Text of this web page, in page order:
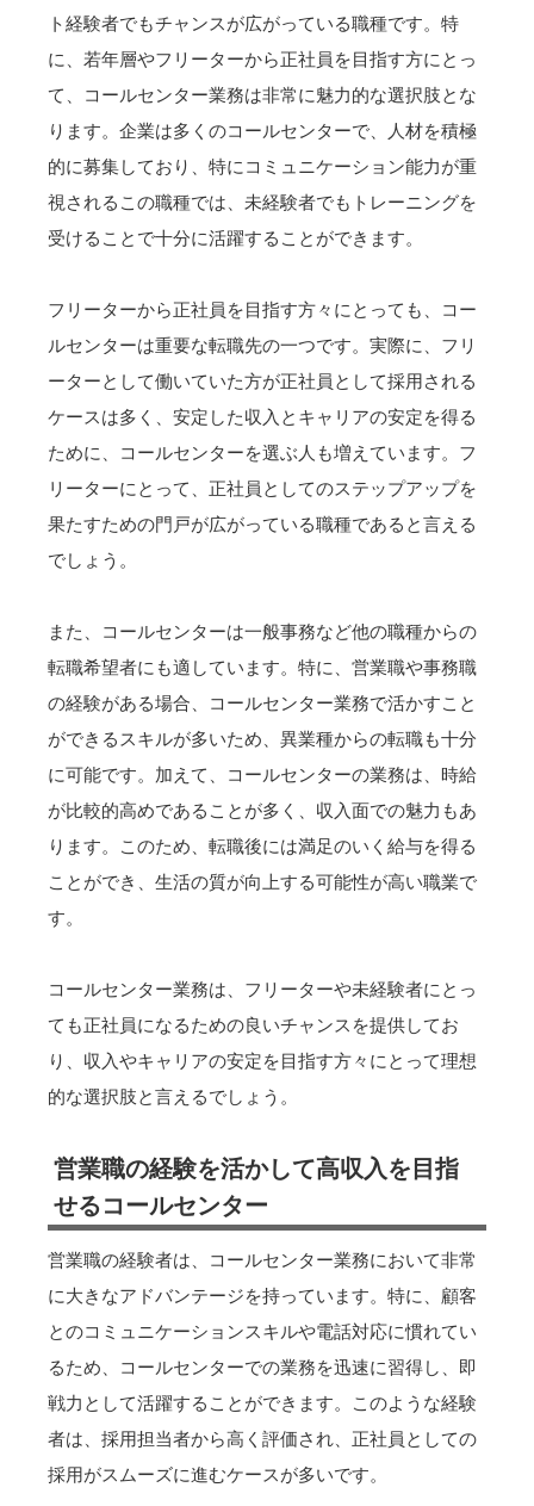
ト経験者でもチャンスが広がっている職種です。特
に、若年層やフリーターから正社員を目指す方にとっ
て、コールセンター業務は非常に魅力的な選択肢とな
ります。企業は多くのコールセンターで、人材を積極
的に募集しており、特にコミュニケーション能力が重
視されるこの職種では、未経験者でもトレーニングを
受けることで十分に活躍することができます。
フリーターから正社員を目指す方々にとっても、コー
ルセンターは重要な転職先の一つです。実際に、フリ
ーターとして働いていた方が正社員として採用される
ケースは多く、安定した収入とキャリアの安定を得る
ために、コールセンターを選ぶ人も増えています。フ
リーターにとって、正社員としてのステップアップを
果たすための門戸が広がっている職種であると言える
でしょう。
また、コールセンターは一般事務など他の職種からの
転職希望者にも適しています。特に、営業職や事務職
の経験がある場合、コールセンター業務で活かすこと
ができるスキルが多いため、異業種からの転職も十分
に可能です。加えて、コールセンターの業務は、時給
が比較的高めであることが多く、収入面での魅力もあ
ります。このため、転職後には満足のいく給与を得る
ことができ、生活の質が向上する可能性が高い職業で
す。
コールセンター業務は、フリーターや未経験者にとっ
ても正社員になるための良いチャンスを提供してお
り、収入やキャリアの安定を目指す方々にとって理想
的な選択肢と言えるでしょう。
営業職の経験を活かして高収入を目指
せるコールセンター
営業職の経験者は、コールセンター業務において非常
に大きなアドバンテージを持っています。特に、顧客
とのコミュニケーションスキルや電話対応に慣れてい
るため、コールセンターでの業務を迅速に習得し、即
戦力として活躍することができます。このような経験
者は、採用担当者から高く評価され、正社員としての
採用がスムーズに進むケースが多いです。